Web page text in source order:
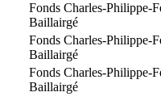
Fonds Charles-Philippe-
Baillairgé
Fonds Charles-Philippe-
Baillairgé
Fonds Charles-Philippe-
Baillairgé